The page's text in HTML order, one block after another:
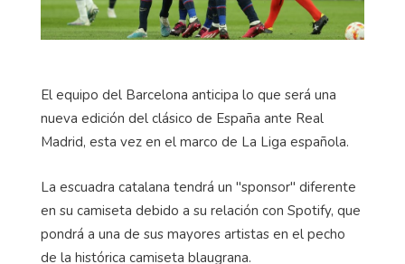
El equipo del Barcelona anticipa lo que será una
nueva edición del clásico de España ante Real
Madrid, esta vez en el marco de La Liga española.
La escuadra catalana tendrá un "sponsor" diferente
en su camiseta debido a su relación con Spotify, que
pondrá a una de sus mayores artistas en el pecho
de la histórica camiseta blaugrana.